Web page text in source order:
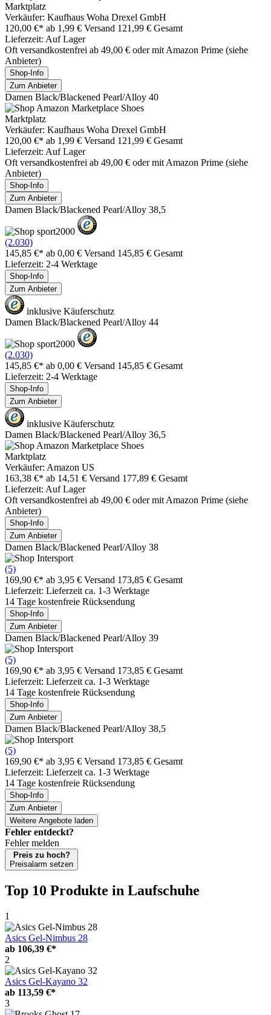
Marktplatz
Verkäufer: Kaufhaus Woha Drexel GmbH
120,00 €* ab 1,99 € Versand 121,99 € Gesamt
Lieferzeit: Auf Lager
Oft versandkostenfrei ab 49,00 € oder mit Amazon Prime (siehe
Anbieter)
Shop-Info
Zum Anbieter
Damen Black/Blackened Pearl/Alloy 40
Marktplatz
Verkäufer: Kaufhaus Woha Drexel GmbH
120,00 €* ab 1,99 € Versand 121,99 € Gesamt
Lieferzeit: Auf Lager
Oft versandkostenfrei ab 49,00 € oder mit Amazon Prime (siehe
Anbieter)
Shop-Info
Zum Anbieter
Damen Black/Blackened Pearl/Alloy 38,5
(2.030)
145,85 €* ab 0,00 € Versand 145,85 € Gesamt
Lieferzeit: 2-4 Werktage
Shop-Info
Zum Anbieter
inklusive Käuferschutz
Damen Black/Blackened Pearl/Alloy 44
(2.030)
145,85 €* ab 0,00 € Versand 145,85 € Gesamt
Lieferzeit: 2-4 Werktage
Shop-Info
Zum Anbieter
inklusive Käuferschutz
Damen Black/Blackened Pearl/Alloy 36,5
Marktplatz
Verkäufer: Amazon US
163,38 €* ab 14,51 € Versand 177,89 € Gesamt
Lieferzeit: Auf Lager
Oft versandkostenfrei ab 49,00 € oder mit Amazon Prime (siehe
Anbieter)
Shop-Info
Zum Anbieter
Damen Black/Blackened Pearl/Alloy 38
(5)
169,90 €* ab 3,95 € Versand 173,85 € Gesamt
Lieferzeit: Lieferzeit ca. 1-3 Werktage
14 Tage kostenfreie Rücksendung
Shop-Info
Zum Anbieter
Damen Black/Blackened Pearl/Alloy 39
(5)
169,90 €* ab 3,95 € Versand 173,85 € Gesamt
Lieferzeit: Lieferzeit ca. 1-3 Werktage
14 Tage kostenfreie Rücksendung
Shop-Info
Zum Anbieter
Damen Black/Blackened Pearl/Alloy 38,5
(5)
169,90 €* ab 3,95 € Versand 173,85 € Gesamt
Lieferzeit: Lieferzeit ca. 1-3 Werktage
14 Tage kostenfreie Rücksendung
Shop-Info
Zum Anbieter
Weitere Angebote laden
Fehler entdeckt?
Fehler melden
Preis zu hoch?
Preisalarm setzen
Top 10 Produkte in Laufschuhe
1
Asics Gel-Nimbus 28
ab 106,39 €*
2
Asics Gel-Kayano 32
ab 113,59 €*
3